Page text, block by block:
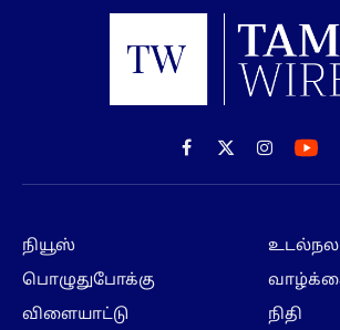
Facebook
X
(Twitter)
Instagram
நியூஸ்
பொழுதுபோக்கு
விளையாட்டு
நிதி